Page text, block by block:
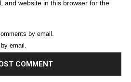
and website in this browser for the
by email.
email.